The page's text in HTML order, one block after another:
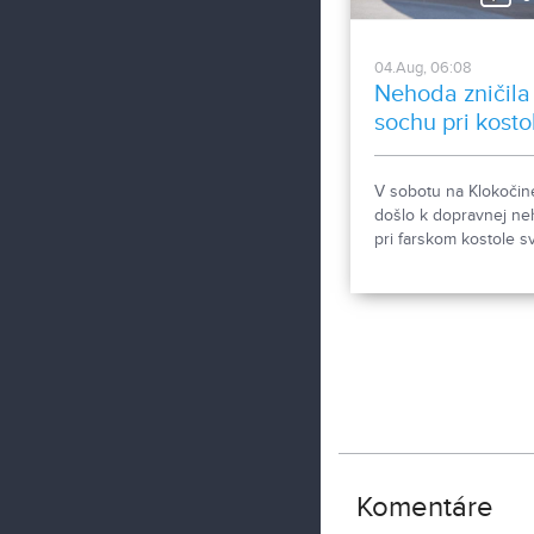
04.Aug, 06:08
Nehoda zničila
sochu pri
V sobotu na
došlo k dopravnej
pri farskom kostole
Komentáre